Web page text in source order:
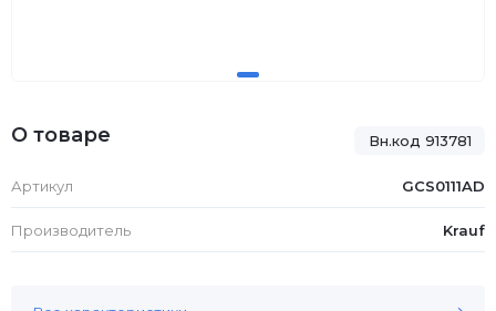
Вн.код 913781
О товаре
Артикул GCS0111AD
Производитель Krauf